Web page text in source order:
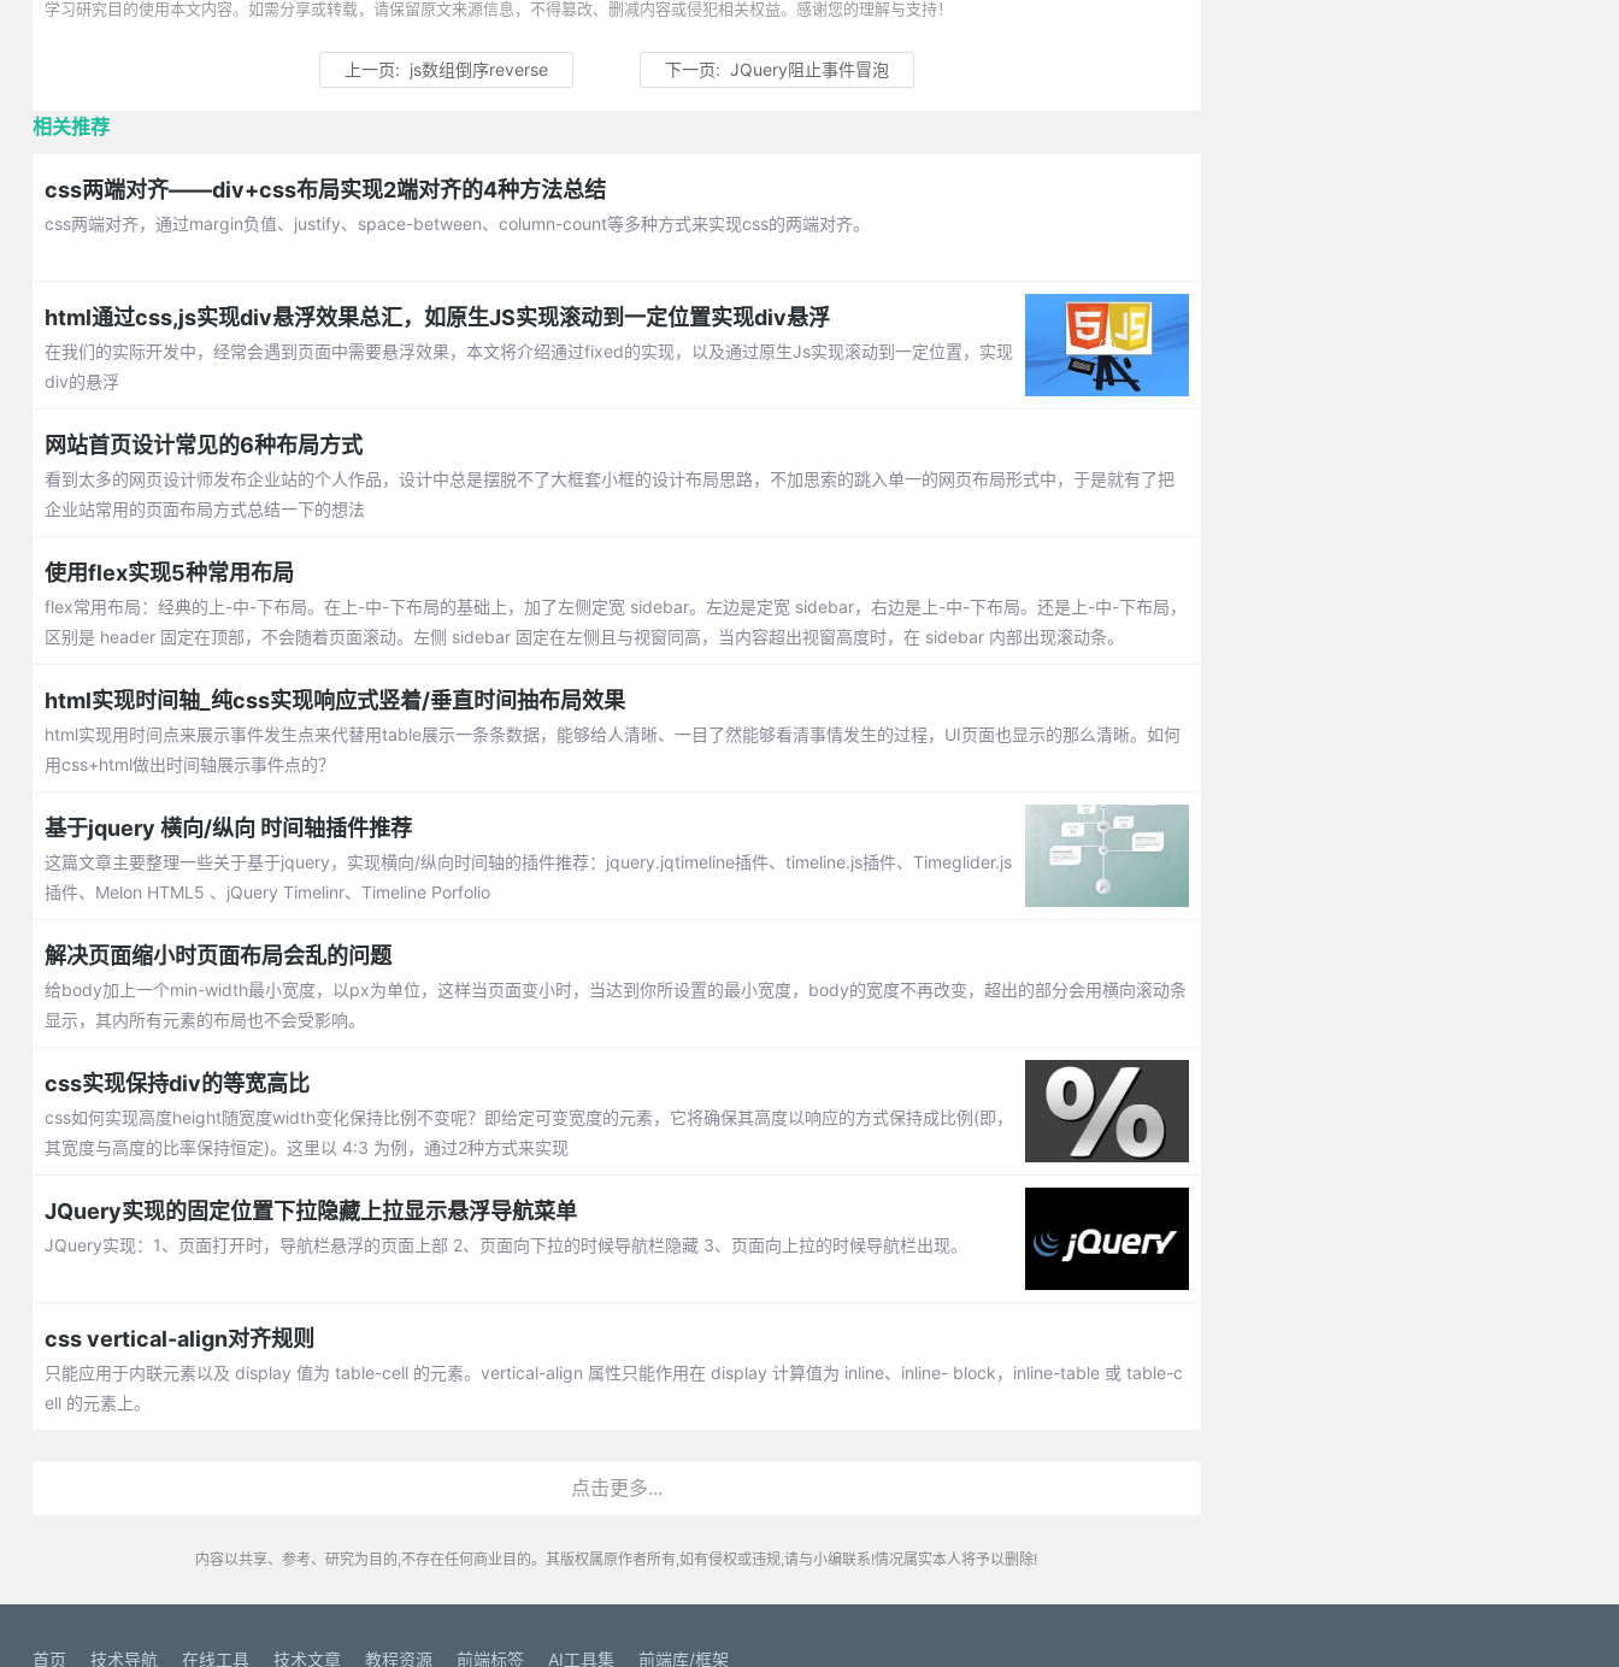
学习研究目的使用本文内容。如需分享或转载，请保留原文来源信息，不得篡改、删减内容或侵犯相关权益。感谢您的理解与支持！
上一页: js数组倒序reverse 下一页: JQuery阻止事件冒泡
相关推荐
css两端对齐——div+css布局实现2端对齐的4种方法总结
css两端对齐，通过margin负值、justify、space-between、column-count等多种方式来实现css的两端对齐。
html通过css,js实现div悬浮效果总汇，如原生JS实现滚动到一定位置实现div悬浮
在我们的实际开发中，经常会遇到页面中需要悬浮效果，本文将介绍通过fixed的实现，以及通过原生Js实现滚动到一定位置，实现
div的悬浮
网站首页设计常见的6种布局方式
看到太多的网页设计师发布企业站的个人作品，设计中总是摆脱不了大框套小框的设计布局思路，不加思索的跳入单一的网页布局形式中，于是就有了把
企业站常用的页面布局方式总结一下的想法
使用flex实现5种常用布局
flex常用布局：经典的上-中-下布局。在上-中-下布局的基础上，加了左侧定宽 sidebar。左边是定宽 sidebar，右边是上-中-下布局。还是上-中-下布局，
区别是 header 固定在顶部，不会随着页面滚动。左侧 sidebar 固定在左侧且与视窗同高，当内容超出视窗高度时，在 sidebar 内部出现滚动条。
html实现时间轴_纯css实现响应式竖着/垂直时间抽布局效果
html实现用时间点来展示事件发生点来代替用table展示一条条数据，能够给人清晰、一目了然能够看清事情发生的过程，UI页面也显示的那么清晰。如何
用css+html做出时间轴展示事件点的？
基于jquery 横向/纵向 时间轴插件推荐
这篇文章主要整理一些关于基于jquery，实现横向/纵向时间轴的插件推荐：jquery.jqtimeline插件、timeline.js插件、Timeglider.js
插件、Melon HTML5 、jQuery Timelinr、Timeline Porfolio
解决页面缩小时页面布局会乱的问题
给body加上一个min-width最小宽度，以px为单位，这样当页面变小时，当达到你所设置的最小宽度，body的宽度不再改变，超出的部分会用横向滚动条
显示，其内所有元素的布局也不会受影响。
css实现保持div的等宽高比
css如何实现高度height随宽度width变化保持比例不变呢？即给定可变宽度的元素，它将确保其高度以响应的方式保持成比例(即，
其宽度与高度的比率保持恒定)。这里以 4:3 为例，通过2种方式来实现
JQuery实现的固定位置下拉隐藏上拉显示悬浮导航菜单
JQuery实现：1、页面打开时，导航栏悬浮的页面上部 2、页面向下拉的时候导航栏隐藏 3、页面向上拉的时候导航栏出现。
css vertical-align对齐规则
只能应用于内联元素以及 display 值为 table-cell 的元素。vertical-align 属性只能作用在 display 计算值为 inline、inline- block，inline-table 或 table-c
ell 的元素上。
点击更多...
内容以共享、参考、研究为目的,不存在任何商业目的。其版权属原作者所有,如有侵权或违规,请与小编联系!情况属实本人将予以删除!
首页 技术导航 在线工具 技术文章 教程资源 前端标签 AI工具集 前端库/框架